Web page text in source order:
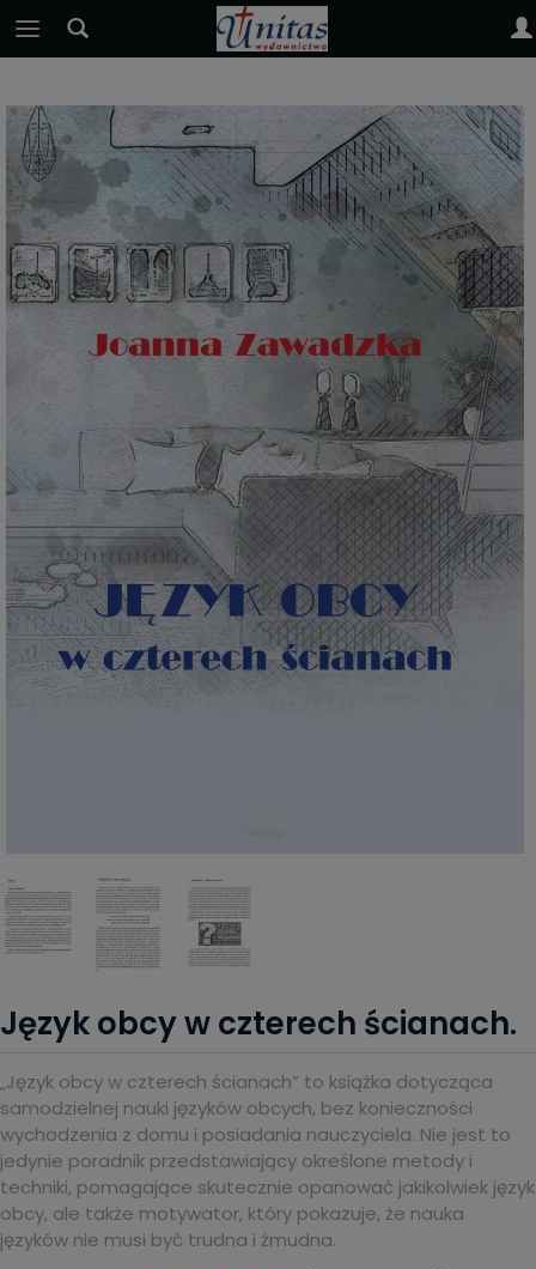
Język obcy w czterech ścianach.
„Język obcy w czterech ścianach” to książka dotycząca
samodzielnej nauki języków obcych, bez konieczności
wychodzenia z domu i posiadania nauczyciela. Nie jest to
jedynie poradnik przedstawiający określone metody i
techniki, pomagające skutecznie opanować jakikolwiek język
obcy, ale także motywator, który pokazuje, że nauka
języków nie musi być trudna i żmudna.